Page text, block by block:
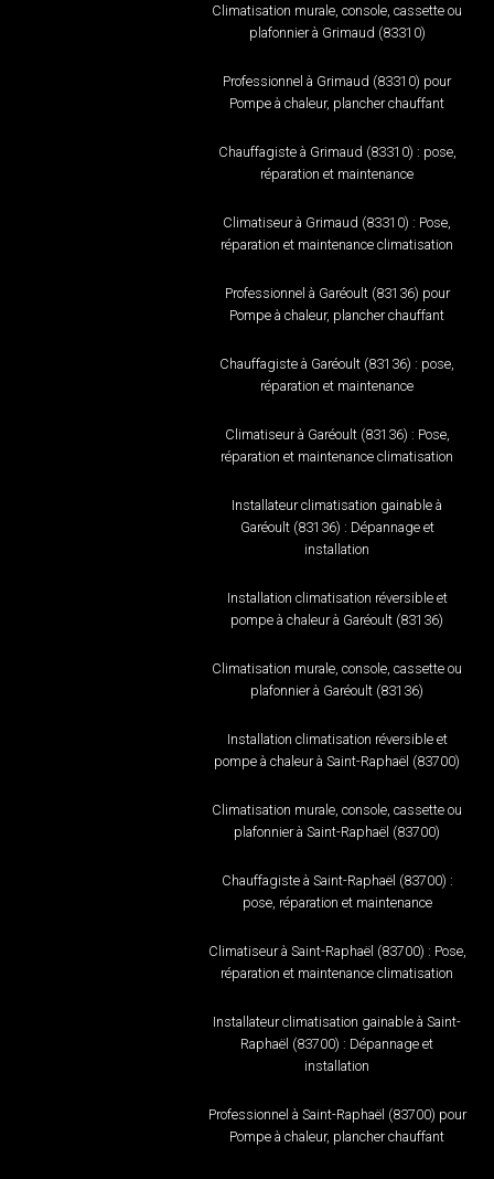
Climatisation murale, console, cassette ou
plafonnier à Grimaud (83310)
Professionnel à Grimaud (83310) pour
Pompe à chaleur, plancher chauffant
Chauffagiste à Grimaud (83310) : pose,
réparation et maintenance
Climatiseur à Grimaud (83310) : Pose,
réparation et maintenance climatisation
Professionnel à Garéoult (83136) pour
Pompe à chaleur, plancher chauffant
Chauffagiste à Garéoult (83136) : pose,
réparation et maintenance
Climatiseur à Garéoult (83136) : Pose,
réparation et maintenance climatisation
Installateur climatisation gainable à
Garéoult (83136) : Dépannage et
installation
Installation climatisation réversible et
pompe à chaleur à Garéoult (83136)
Climatisation murale, console, cassette ou
plafonnier à Garéoult (83136)
Installation climatisation réversible et
pompe à chaleur à Saint-Raphaël (83700)
Climatisation murale, console, cassette ou
plafonnier à Saint-Raphaël (83700)
Chauffagiste à Saint-Raphaël (83700) :
pose, réparation et maintenance
Climatiseur à Saint-Raphaël (83700) : Pose,
réparation et maintenance climatisation
Installateur climatisation gainable à Saint-
Raphaël (83700) : Dépannage et
installation
Professionnel à Saint-Raphaël (83700) pour
Pompe à chaleur, plancher chauffant